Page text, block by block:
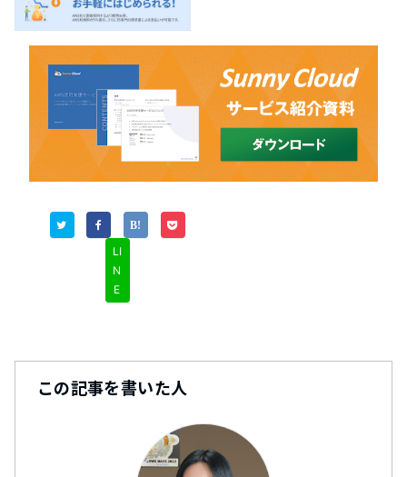
LI
N
E
この記事を書いた人